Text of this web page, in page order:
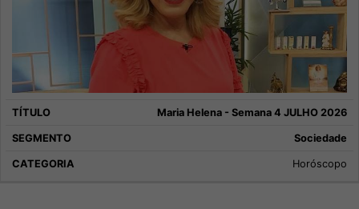
Maria Helena - Semana 4 JULHO 2026
Sociedade
Horóscopo